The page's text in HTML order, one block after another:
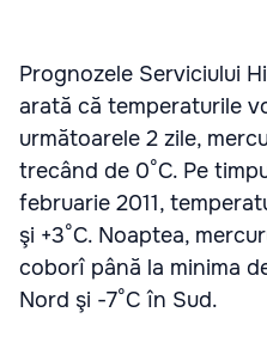
Prognozele Serviciului
arată că temperaturile
următoarele 2 zile,
trecând de 0°C. Pe
februarie 2011,
şi +3°C. Noaptea,
coborî până la minima
Nord şi -7°C în Sud.